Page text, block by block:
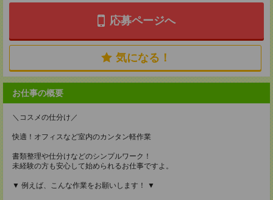
応募ページへ
気になる！
お仕事の概要
＼コスメの仕分け／
快適！オフィスなど室内のカンタン軽作業
書類整理や仕分けなどのシンプルワーク！
未経験の方も安心して始められるお仕事ですよ。
▼ 例えば、こんな作業をお願いします！ ▼